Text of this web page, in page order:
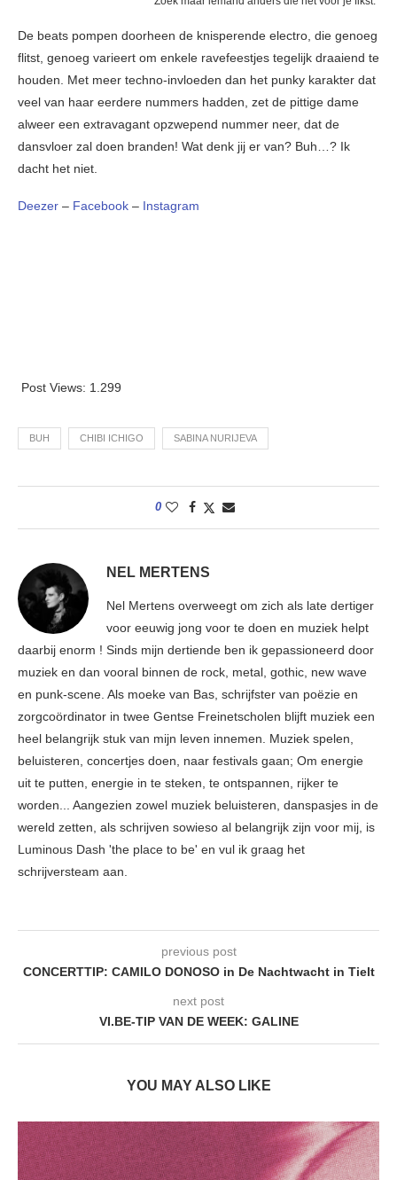
De beats pompen doorheen de knisperende electro, die genoeg
flitst, genoeg varieert om enkele ravefeestjes tegelijk draaiend te
houden. Met meer techno-invloeden dan het punky karakter dat
veel van haar eerdere nummers hadden, zet de pittige dame
alweer een extravagant opzwepend nummer neer, dat de
dansvloer zal doen branden! Wat denk jij er van? Buh…? Ik
dacht het niet.
Deezer – Facebook – Instagram
Post Views: 1.299
BUH CHIBI ICHIGO SABINA NURIJEVA
0
NEL MERTENS
Nel Mertens overweegt om zich als late dertiger
voor eeuwig jong voor te doen en muziek helpt
daarbij enorm ! Sinds mijn dertiende ben ik gepassioneerd door
muziek en dan vooral binnen de rock, metal, gothic, new wave
en punk-scene. Als moeke van Bas, schrijfster van poëzie en
zorgcoördinator in twee Gentse Freinetscholen blijft muziek een
heel belangrijk stuk van mijn leven innemen. Muziek spelen,
beluisteren, concertjes doen, naar festivals gaan; Om energie
uit te putten, energie in te steken, te ontspannen, rijker te
worden... Aangezien zowel muziek beluisteren, danspasjes in de
wereld zetten, als schrijven sowieso al belangrijk zijn voor mij, is
Luminous Dash 'the place to be' en vul ik graag het
schrijversteam aan.
previous post
CONCERTTIP: CAMILO DONOSO in De Nachtwacht in Tielt
next post
VI.BE-TIP VAN DE WEEK: GALINE
YOU MAY ALSO LIKE